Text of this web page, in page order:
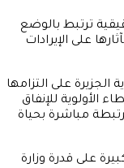
ترتبط بالوضع
على الإيرادات
على التزامها
الأولوية للإنفاق
مباشرة بحياة
على قدرة وزارة